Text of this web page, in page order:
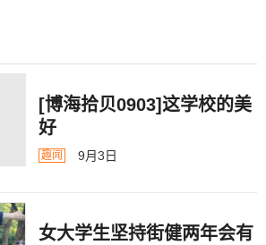
[博海拾贝0903]这学校的美
好
趣闻 9月3日
女大学生坚持街健两年会有